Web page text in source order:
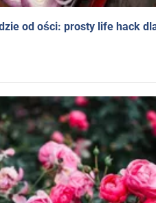
od ości: prosty life hack